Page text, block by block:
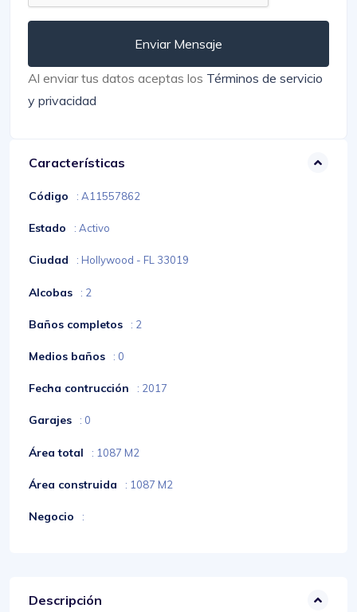
Enviar Mensaje
Al enviar tus datos aceptas los Términos de servicio
y privacidad
Características
Código : A11557862
Estado : Activo
Ciudad : Hollywood - FL 33019
Alcobas : 2
Baños completos : 2
Medios baños : 0
Fecha contrucción : 2017
Garajes : 0
Área total : 1087 M2
Área construida : 1087 M2
Negocio :
Descripción